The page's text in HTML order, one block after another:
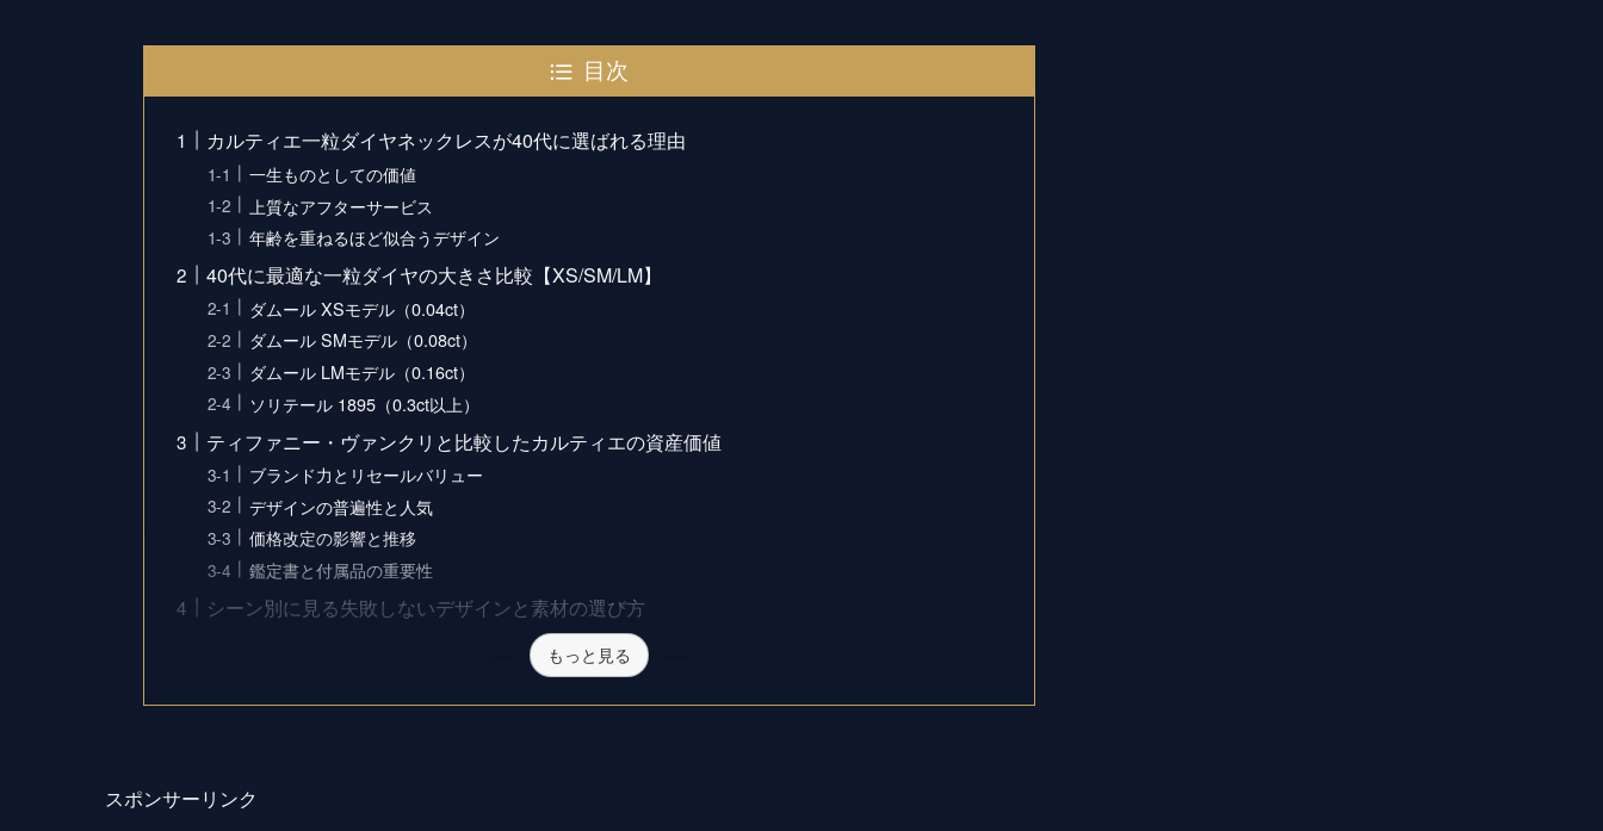
目次
カルティエ一粒ダイヤネックレスが40代に選ばれる理由
一生ものとしての価値
上質なアフターサービス
年齢を重ねるほど似合うデザイン
40代に最適な一粒ダイヤの大きさ比較【XS/SM/LM】
ダムール XSモデル（0.04ct）
ダムール SMモデル（0.08ct）
ダムール LMモデル（0.16ct）
ソリテール 1895（0.3ct以上）
ティファニー・ヴァンクリと比較したカルティエの資産価値
ブランド力とリセールバリュー
デザインの普遍性と人気
価格改定の影響と推移
鑑定書と付属品の重要性
シーン別に見る失敗しないデザインと素材の選び方
もっと見る
スポンサーリンク